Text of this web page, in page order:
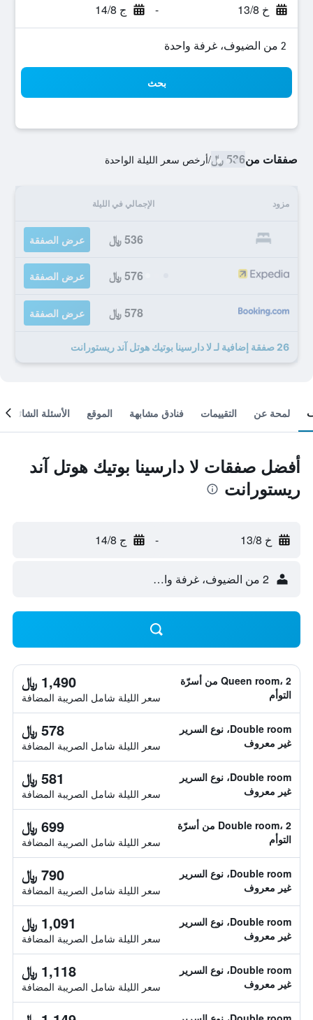
خ 13/8 - ج 14/8
2 من الضيوف، غرفة واحدة
بحث
صفقات من536 ﷼ /أرخص سعر الليلة الواحدة
مزود الإجمالي في الليلة
536 ﷼ عرض الصفقة
576 ﷼ عرض الصفقة
578 ﷼ عرض الصفقة
26 صفقة إضافية لـ لا دارسينا بوتيك هوتل آند ريستورانت
لمحة عن التقييمات فنادق مشابهة الموقع الأسئلة الشائعة
أفضل صفقات لا دارسينا بوتيك هوتل آند
ريستورانت
خ 13/8 - ج 14/8
2 من الضيوف، غرفة واحدة
Queen room، 2 من أسرّة
التوأم
1,490 ﷼
سعر الليلة شامل الصريبة المضافة
Double room، نوع السرير
غير معروف
578 ﷼
سعر الليلة شامل الصريبة المضافة
Double room، نوع السرير
غير معروف
581 ﷼
سعر الليلة شامل الصريبة المضافة
Double room، 2 من أسرّة
التوأم
699 ﷼
سعر الليلة شامل الصريبة المضافة
Double room، نوع السرير
غير معروف
790 ﷼
سعر الليلة شامل الصريبة المضافة
Double room، نوع السرير
غير معروف
1,091 ﷼
سعر الليلة شامل الصريبة المضافة
Double room، نوع السرير
غير معروف
1,118 ﷼
سعر الليلة شامل الصريبة المضافة